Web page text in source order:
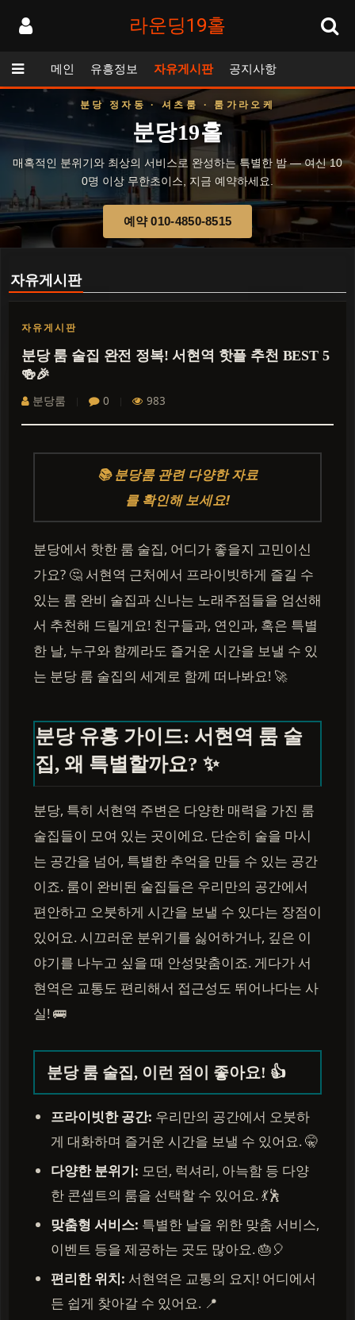
라운딩19홀
메인 유흥정보 자유게시판 공지사항
분당 정자동 · 셔츠룸 · 룸가라오케
분당19홀
매혹적인 분위기와 최상의 서비스로 완성하는 특별한 밤 — 여신 10
0명 이상 무한초이스, 지금 예약하세요.
예약 010-4850-8515
자유게시판
자유게시판
분당 룸 술집 완전 정복! 서현역 핫플 추천 BEST 5
🍻🎉
분당룸 0 983
📚 분당룸 관련 다양한 자료
를 확인해 보세요!
분당에서 핫한 룸 술집, 어디가 좋을지 고민이신
가요? 🤔 서현역 근처에서 프라이빗하게 즐길 수
있는 룸 완비 술집과 신나는 노래주점들을 엄선해
서 추천해 드릴게요! 친구들과, 연인과, 혹은 특별
한 날, 누구와 함께라도 즐거운 시간을 보낼 수 있
는 분당 룸 술집의 세계로 함께 떠나봐요! 🚀
분당 유흥 가이드: 서현역 룸 술
집, 왜 특별할까요? ✨
분당, 특히 서현역 주변은 다양한 매력을 가진 룸
술집들이 모여 있는 곳이에요. 단순히 술을 마시
는 공간을 넘어, 특별한 추억을 만들 수 있는 공간
이죠. 룸이 완비된 술집들은 우리만의 공간에서
편안하고 오붓하게 시간을 보낼 수 있다는 장점이
있어요. 시끄러운 분위기를 싫어하거나, 깊은 이
야기를 나누고 싶을 때 안성맞춤이죠. 게다가 서
현역은 교통도 편리해서 접근성도 뛰어나다는 사
실! 🚌
분당 룸 술집, 이런 점이 좋아요! 👍
프라이빗한 공간: 우리만의 공간에서 오붓하
게 대화하며 즐거운 시간을 보낼 수 있어요. 🤫
다양한 분위기: 모던, 럭셔리, 아늑함 등 다양
한 콘셉트의 룸을 선택할 수 있어요. 💃🕺
맞춤형 서비스: 특별한 날을 위한 맞춤 서비스,
이벤트 등을 제공하는 곳도 많아요. 🎂🎈
편리한 위치: 서현역은 교통의 요지! 어디에서
든 쉽게 찾아갈 수 있어요. 📍